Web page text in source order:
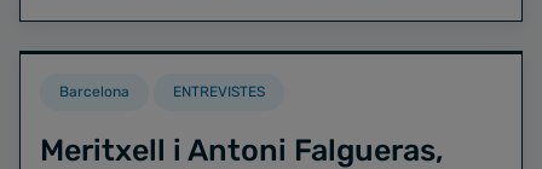
Barcelona ENTREVISTES
Meritxell i Antoni Falgueras,